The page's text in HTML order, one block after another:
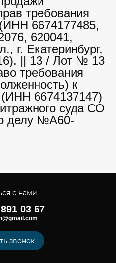
требования
6674177485,
620041,
г. Екатеринбург,
|| 13 / Лот № 13
требования
к
6674137147)
суда СО
делу №А60-
с нами
03 57
звонок